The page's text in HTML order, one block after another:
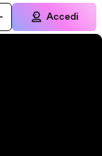
Accedi